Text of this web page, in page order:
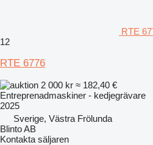
RTE
12
RTE 6776
2 000 kr ≈ 182,40 €
Entreprenadmaskiner - kedjegrävare
2025
Sverige, Västra Frölunda
Blinto AB
Kontakta säljaren